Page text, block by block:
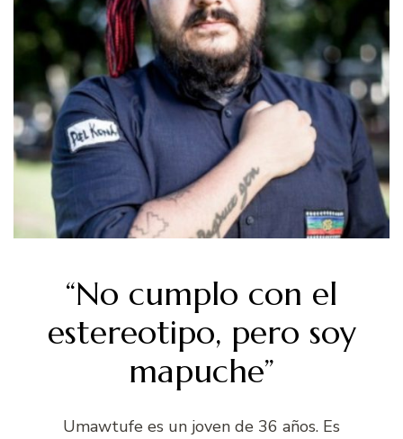
“No cumplo con el
estereotipo, pero soy
mapuche”
Umawtufe es un joven de 36 años. Es